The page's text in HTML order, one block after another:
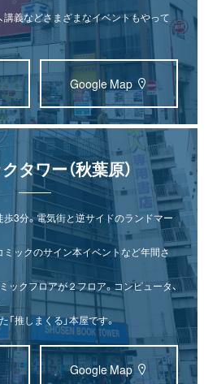
講義などさまざまなイベントもやって
Google Map
タワー（秋葉原）
歩3分。電気街と逆サイドのランドマー
ミックのサイン本イベントなど年間さ
ックフロアが２フロア。コンピュータ、
推しまくる」本屋です。
Google Map